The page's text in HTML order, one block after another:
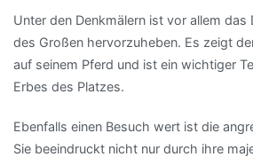
Unter den Denkmälern ist vor allem das
des Großen hervorzuheben. Es zeigt
auf seinem Pferd und ist ein wichtiger
Erbes des Platzes.
Ebenfalls einen Besuch wert ist die
Sie beeindruckt nicht nur durch ihre